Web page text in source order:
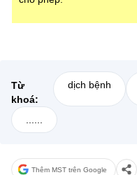
Từ
khoá:
dịch bệnh
......
Thêm MST trên Google